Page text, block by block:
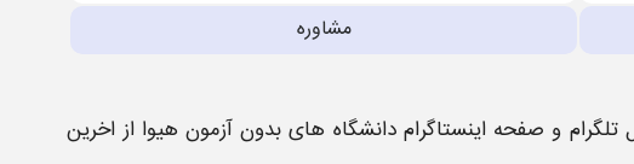
مشاوره
تلگرام و صفحه اینستاگرام دانشگاه های بدون آزمون هیوا از اخرین